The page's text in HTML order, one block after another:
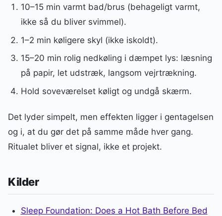
10–15 min varmt bad/brus (behageligt varmt,
ikke så du bliver svimmel).
1–2 min køligere skyl (ikke iskoldt).
15–20 min rolig nedkøling i dæmpet lys: læsning
på papir, let udstræk, langsom vejrtrækning.
Hold soveværelset køligt og undgå skærm.
Det lyder simpelt, men effekten ligger i gentagelsen
og i, at du gør det på samme måde hver gang.
Ritualet bliver et signal, ikke et projekt.
Kilder
Sleep Foundation: Does a Hot Bath Before Bed